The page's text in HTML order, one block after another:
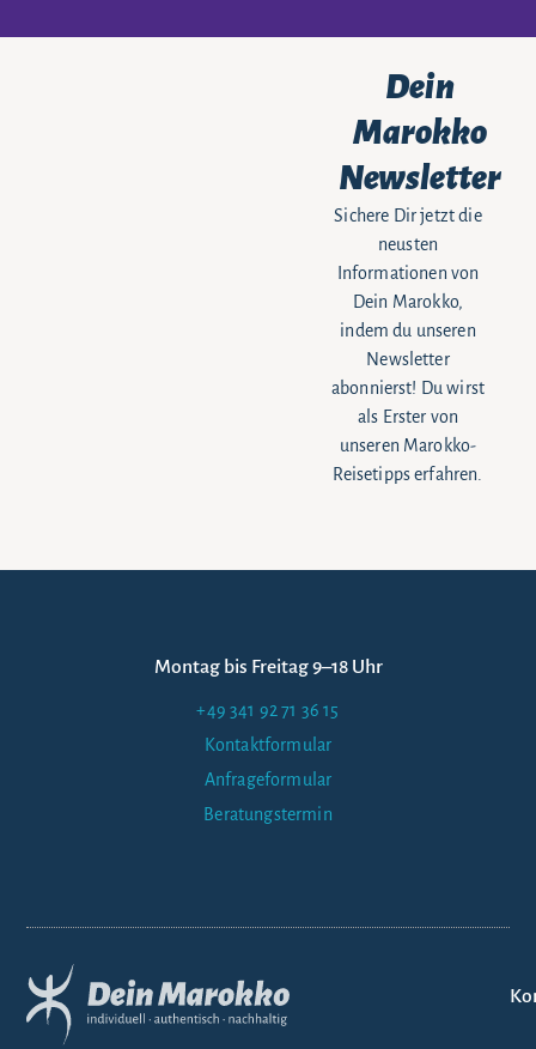
Dein
Marokko
Newsletter
Sichere Dir jetzt die
neusten
Informationen von
Dein Marokko,
indem du unseren
Newsletter
abonnierst! Du wirst
als Erster von
unseren Marokko-
Reisetipps erfahren.
Montag bis Freitag 9–18 Uhr
+49 341 92 71 36 15
Kontaktformular
Anfrageformular
Beratungstermin